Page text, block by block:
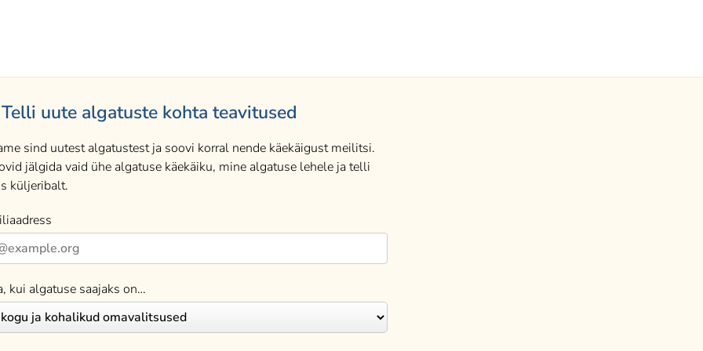
Telli uute algatuste kohta teavitused
sind uutest algatustest ja soovi korral nende käekäigust meilitsi.
jälgida vaid ühe algatuse käekäiku, mine algatuse lehele ja telli
küljeribalt.
kui algatuse saajaks on…